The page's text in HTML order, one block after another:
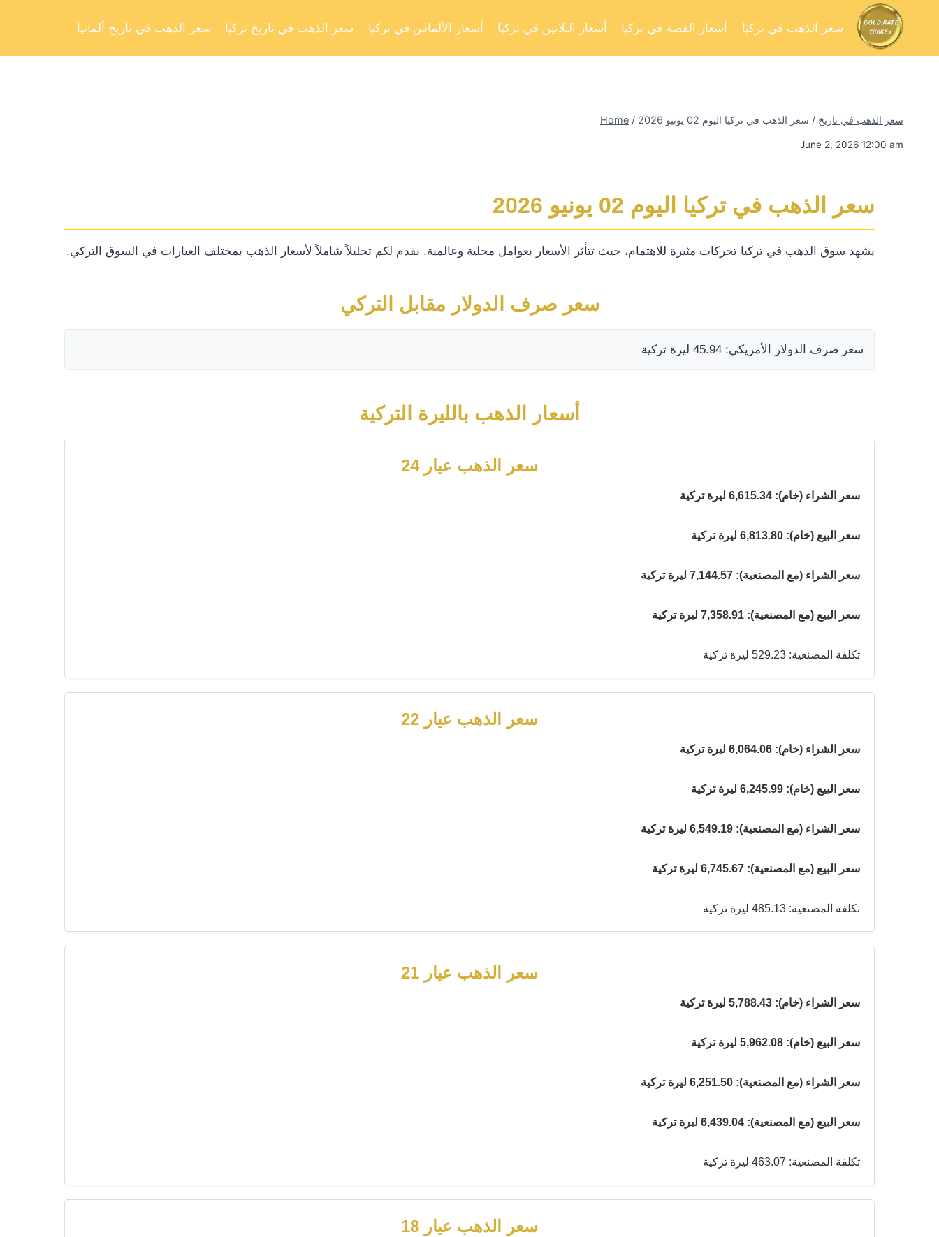
سعر الذهب في تاريخ ألمانيا سعر الذهب في تاريخ تركيا أسعار الألماس في تركيا أسعار البلاتين في تركيا أسعار الفضة في تركيا سعر الذهب في تركيا
Home / سعر الذهب في تاريخ / سعر الذهب في تركيا اليوم 02 يونيو 2026
June 2, 2026 12:00 am
سعر الذهب في تركيا اليوم 02 يونيو 2026
يشهد سوق الذهب في تركيا تحركات مثيرة للاهتمام، حيث تتأثر الأسعار بعوامل محلية وعالمية. نقدم لكم تحليلاً شاملاً لأسعار الذهب بمختلف العيارات في السوق التركي.
سعر صرف الدولار مقابل التركي
سعر صرف الدولار الأمريكي: 45.94 ليرة تركية
أسعار الذهب بالليرة التركية
سعر الذهب عيار 24
سعر الشراء (خام): 6,615.34 ليرة تركية
سعر البيع (خام): 6,813.80 ليرة تركية
سعر الشراء (مع المصنعية): 7,144.57 ليرة تركية
سعر البيع (مع المصنعية): 7,358.91 ليرة تركية
تكلفة المصنعية: 529.23 ليرة تركية
سعر الذهب عيار 22
سعر الشراء (خام): 6,064.06 ليرة تركية
سعر البيع (خام): 6,245.99 ليرة تركية
سعر الشراء (مع المصنعية): 6,549.19 ليرة تركية
سعر البيع (مع المصنعية): 6,745.67 ليرة تركية
تكلفة المصنعية: 485.13 ليرة تركية
سعر الذهب عيار 21
سعر الشراء (خام): 5,788.43 ليرة تركية
سعر البيع (خام): 5,962.08 ليرة تركية
سعر الشراء (مع المصنعية): 6,251.50 ليرة تركية
سعر البيع (مع المصنعية): 6,439.04 ليرة تركية
تكلفة المصنعية: 463.07 ليرة تركية
سعر الذهب عيار 18